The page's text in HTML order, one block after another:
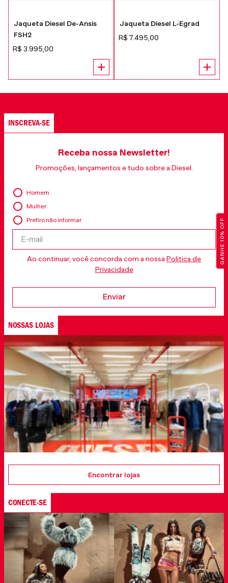
GANHE 10% OFF
Jaqueta Diesel De-Ansis
FSH2
R$ 3 995 00
Jaqueta Diesel L-Egrad
R$ 7.495 00
INSCREVA-SE
Receba nossa Newsletter!
Promoções, lançamentos e tudo sobre a Diesel.
Homem
Mulher
Prefiro não informar
Ao continuar, você concorda com a nossa Politica de
Privacidade
Enviar
NOSSAS LOJAS
Encontrar lojas
CONECTE-SE